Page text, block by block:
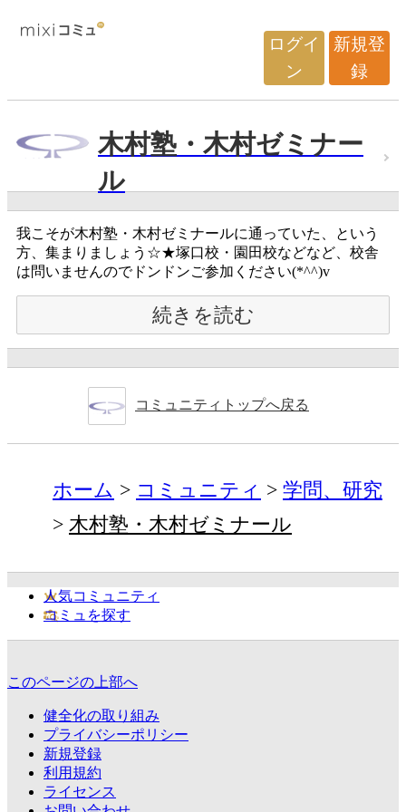
ログイ
ン
新規登
録
木村塾・木村ゼミナー
ル
我こそが木村塾・木村ゼミナールに通っていた、という
方、集まりましょう☆★塚口校・園田校などなど、校舎
は問いませんのでドンドンご参加ください(*^^)v
続きを読む
コミュニティトップへ戻る
ホーム コミュニティ
学問、研究
木村塾・木村ゼミナール
人気コミュニティ
コミュを探す
このページの上部へ
健全化の取り組み
プライバシーポリシー
新規登録
利用規約
ライセンス